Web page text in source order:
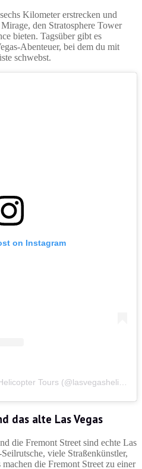
Kilometer erstrecken und
den Stratosphere Tower
bieten. Tagsüber gibt es
Abenteuer, bei dem du mit
schwebst.
on Instagram
das alte Las Vegas
die Fremont Street sind echte Las
viele Straßenkünstler,
die Fremont Street zu einer